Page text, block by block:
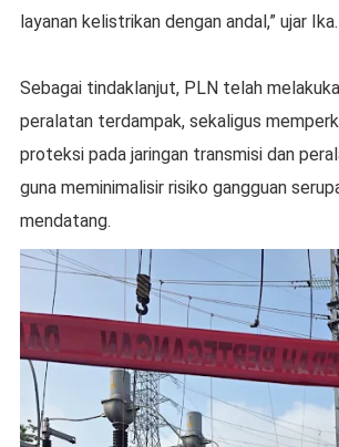
layanan kelistrikan dengan andal,” ujar Ika.
Sebagai tindaklanjut, PLN telah
peralatan terdampak, sekaligus
proteksi pada jaringan transmisi dan
guna meminimalisir risiko gangguan
mendatang.